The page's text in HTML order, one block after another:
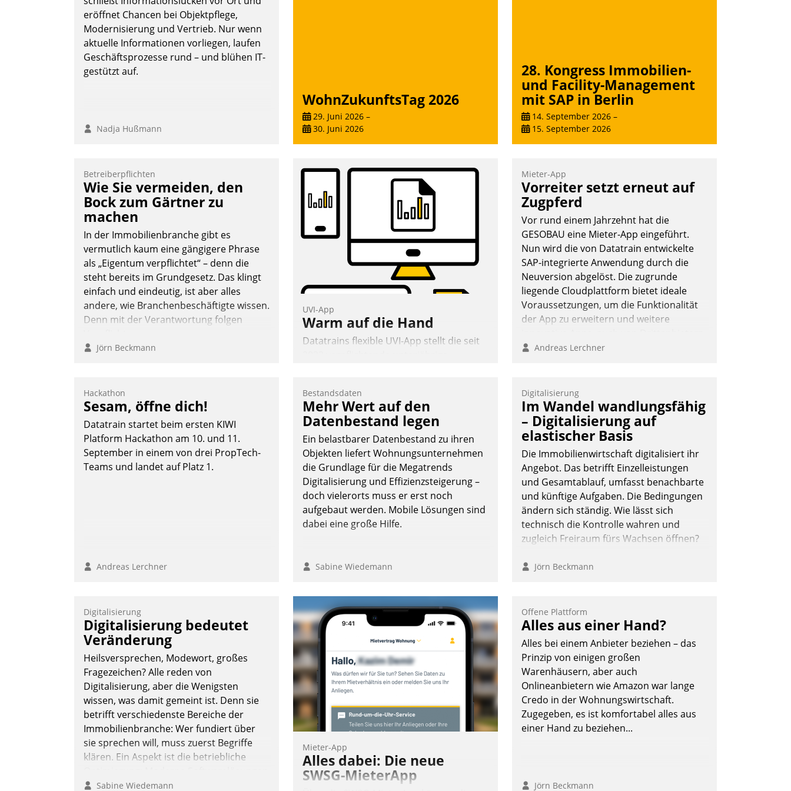
eröffnet Chancen bei Objektpflege,
Modernisierung und Vertrieb. Nur wenn
aktuelle Informationen vorliegen, laufen
Geschäftsprozesse rund – und blühen IT-
gestützt auf.
Nadja Hußmann
WohnZukunftsTag 2026
29. Juni 2026 –
30. Juni 2026
28. Kongress Immobilien-
und Facility-Management
mit SAP in Berlin
14. September 2026 –
15. September 2026
Betreiberpflichten
Wie Sie vermeiden, den
Bock zum Gärtner zu
machen
In der Immobilienbranche gibt es
vermutlich kaum eine gängigere Phrase
als „Eigentum verpflichtet“ – denn die
steht bereits im Grundgesetz. Das klingt
einfach und eindeutig, ist aber alles
andere, wie Branchenbeschäftigte wissen.
Denn mit der Verantwortung folgen
Jörn Beckmann
UVI-App
Warm auf die Hand
Datatrains flexible UVI-App stellt die seit
Die monatlichen Mitteilungen zum
Heizungs- und Wasserverbrauch gehen
automatisiert, vollständig und auf
Wunsch über mehrere zuvor festgelegte
Kommunikationswege bei den
Empfängern ein.
Nadja Hußmann
Mieter-App
Vorreiter setzt erneut auf
Zugpferd
Vor rund einem Jahrzehnt hat die
GESOBAU eine Mieter-App eingeführt.
Nun wird die von Datatrain entwickelte
SAP-integrierte Anwendung durch die
Neuversion abgelöst. Die zugrunde
liegende Cloudplattform bietet ideale
Voraussetzungen, um die Funktionalität
der App zu erweitern und weitere
in SAP zu integrieren.
Andreas Lerchner
Hackathon
Sesam, öffne dich!
Datatrain startet beim ersten KIWI
Platform Hackathon am 10. und 11.
September in einem von drei PropTech-
Teams und landet auf Platz 1.
Andreas Lerchner
Bestandsdaten
Mehr Wert auf den
Datenbestand legen
Ein belastbarer Datenbestand zu ihren
Objekten liefert Wohnungsunternehmen
die Grundlage für die Megatrends
Digitalisierung und Effizienzsteigerung –
doch vielerorts muss er erst noch
aufgebaut werden. Mobile Lösungen sind
dabei eine große Hilfe.
Sabine Wiedemann
Digitalisierung
Im Wandel wandlungsfähig
– Digitalisierung auf
elastischer Basis
Die Immobilienwirtschaft digitalisiert ihr
Angebot. Das betrifft Einzelleistungen
und Gesamtablauf, umfasst benachbarte
und künftige Aufgaben. Die Bedingungen
ändern sich ständig. Wie lässt sich
technisch die Kontrolle wahren und
zugleich Freiraum fürs Wachsen öffnen?
Jörn Beckmann
Digitalisierung
Digitalisierung bedeutet
Veränderung
Heilsversprechen, Modewort, großes
Fragezeichen? Alle reden von
Digitalisierung, aber die Wenigsten
wissen, was damit gemeint ist. Denn sie
betrifft verschiedenste Bereiche der
Immobilienbranche: Wer fundiert über
sie sprechen will, muss zuerst Begriffe
klären. Ein Aspekt ist die betriebliche
ermöglichen große Einsparungen durch
Sabine Wiedemann
Mieter-App
Alles dabei: Die neue
SWSG-MieterApp
Offene Plattform
Alles aus einer Hand?
Alles bei einem Anbieter beziehen – das
Prinzip von einigen großen
Warenhäusern, aber auch
Onlineanbietern wie Amazon war lange
Credo in der Wohnungswirtschaft.
Zugegeben, es ist komfortabel alles aus
einer Hand zu beziehen...
Jörn Beckmann